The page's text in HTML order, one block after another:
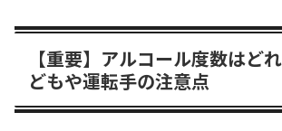
【重要】アルコール度数はど
どもや運転手の注意点